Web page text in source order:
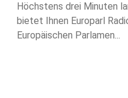
Höchstens drei Minuten
bietet Ihnen Europarl
Europäischen Parlamen...